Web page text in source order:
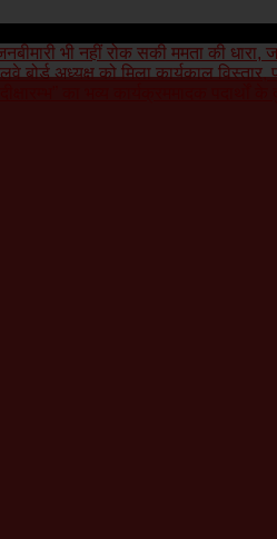
बीमारी भी नहीं रोक सकी ममता की धारा,
बोर्ड अध्यक्ष को मिला कार्यकाल